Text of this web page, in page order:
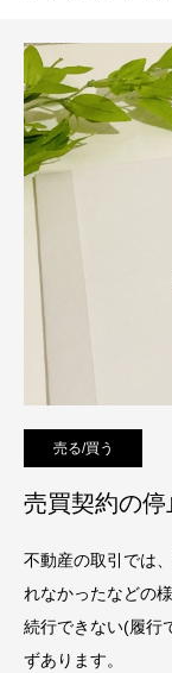
売る/買う
売買契約の
不動産の取引では
れなかったなどの
続行できない(履行
ずあります。